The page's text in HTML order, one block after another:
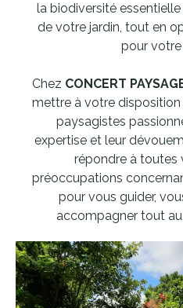
la biodiversité
de votre jardin, tout en
pour
Chez CONCERT
mettre à votre disposition
paysagistes
expertise et leur
répondre à toutes
préoccupations
pour vous guider,
accompagner tout